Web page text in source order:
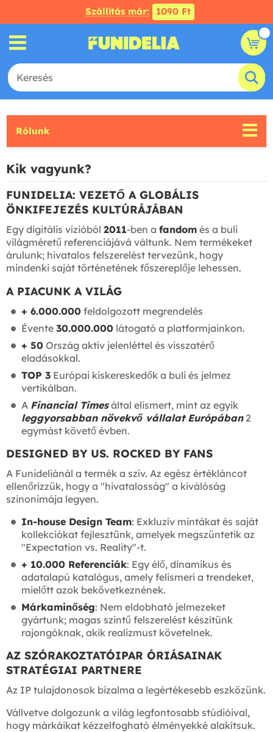
Szállítás már: 1090 Ft
Rólunk
Kik vagyunk?
FUNIDELIA: VEZETŐ A GLOBÁLIS
ÖNKIFEJEZÉS KULTÚRÁJÁBAN
Egy digitális vízióból 2011-ben a fandom és a buli
világméretű referenciájává váltunk. Nem termékeket
árulunk; hivatalos felszerelést tervezünk, hogy
mindenki saját történetének főszereplője lehessen.
A PIACUNK A VILÁG
+ 6.000.000 feldolgozott megrendelés
Évente 30.000.000 látogató a platformjainkon.
+ 50 Ország aktív jelenléttel és visszatérő
eladásokkal.
TOP 3 Európai kiskereskedők a buli és jelmez
vertikálban.
A Financial Timesáltal elismert, mint az egyik
leggyorsabban növekvő vállalat Európában2
egymást követő évben.
DESIGNED BY US. ROCKED BY FANS
A Funideliánál a termék a szív. Az egész értékláncot
ellenőrizzük, hogy a "hivatalosság" a kiválóság
szinonimája legyen.
In-house Design Team: Exkluzív mintákat és saját
kollekciókat fejlesztünk, amelyek megszüntetik az
"Expectation vs. Reality"-t.
+ 10.000 Referenciák: Egy élő, dinamikus és
adatalapú katalógus, amely felismeri a trendeket,
mielőtt azok bekövetkeznének.
Márkaminőség: Nem eldobható jelmezeket
gyártunk; magas szintű felszerelést készítünk
rajongóknak, akik realizmust követelnek.
AZ SZÓRAKOZTATÓIPAR ÓRIÁSAINAK
STRATÉGIAI PARTNERE
Az IP tulajdonosok bizalma a legértékesebb eszközünk.
Vállvetve dolgozunk a világ legfontosabb stúdióival,
hogy márkáikat kézzelfogható élményekké alakítsuk.